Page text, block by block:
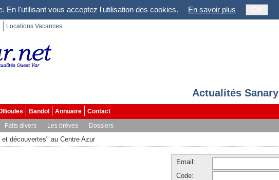
En l'utilisant vous acceptez l'utilisation des cookies. En savoir plus
Locations Vacances
Actualités Sanary
Bandol Annuaire
Contact
Faits divers Les brèves Dossiers
et découvertes" au Centre Azur
Email:
Code: